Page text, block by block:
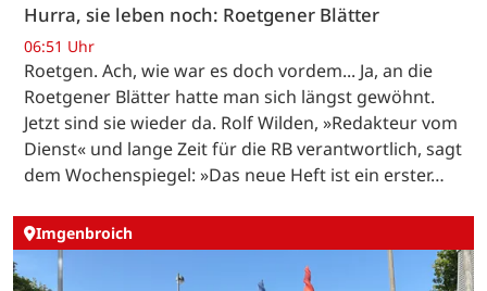
Hurra, sie leben noch: Roetgener Blätter
06:51 Uhr
Roetgen. Ach, wie war es doch vordem... Ja, an die
Roetgener Blätter hatte man sich längst gewöhnt.
Jetzt sind sie wieder da. Rolf Wilden, »Redakteur vom
Dienst« und lange Zeit für die RB verantwortlich, sagt
dem Wochenspiegel: »Das neue Heft ist ein erster…
Imgenbroich